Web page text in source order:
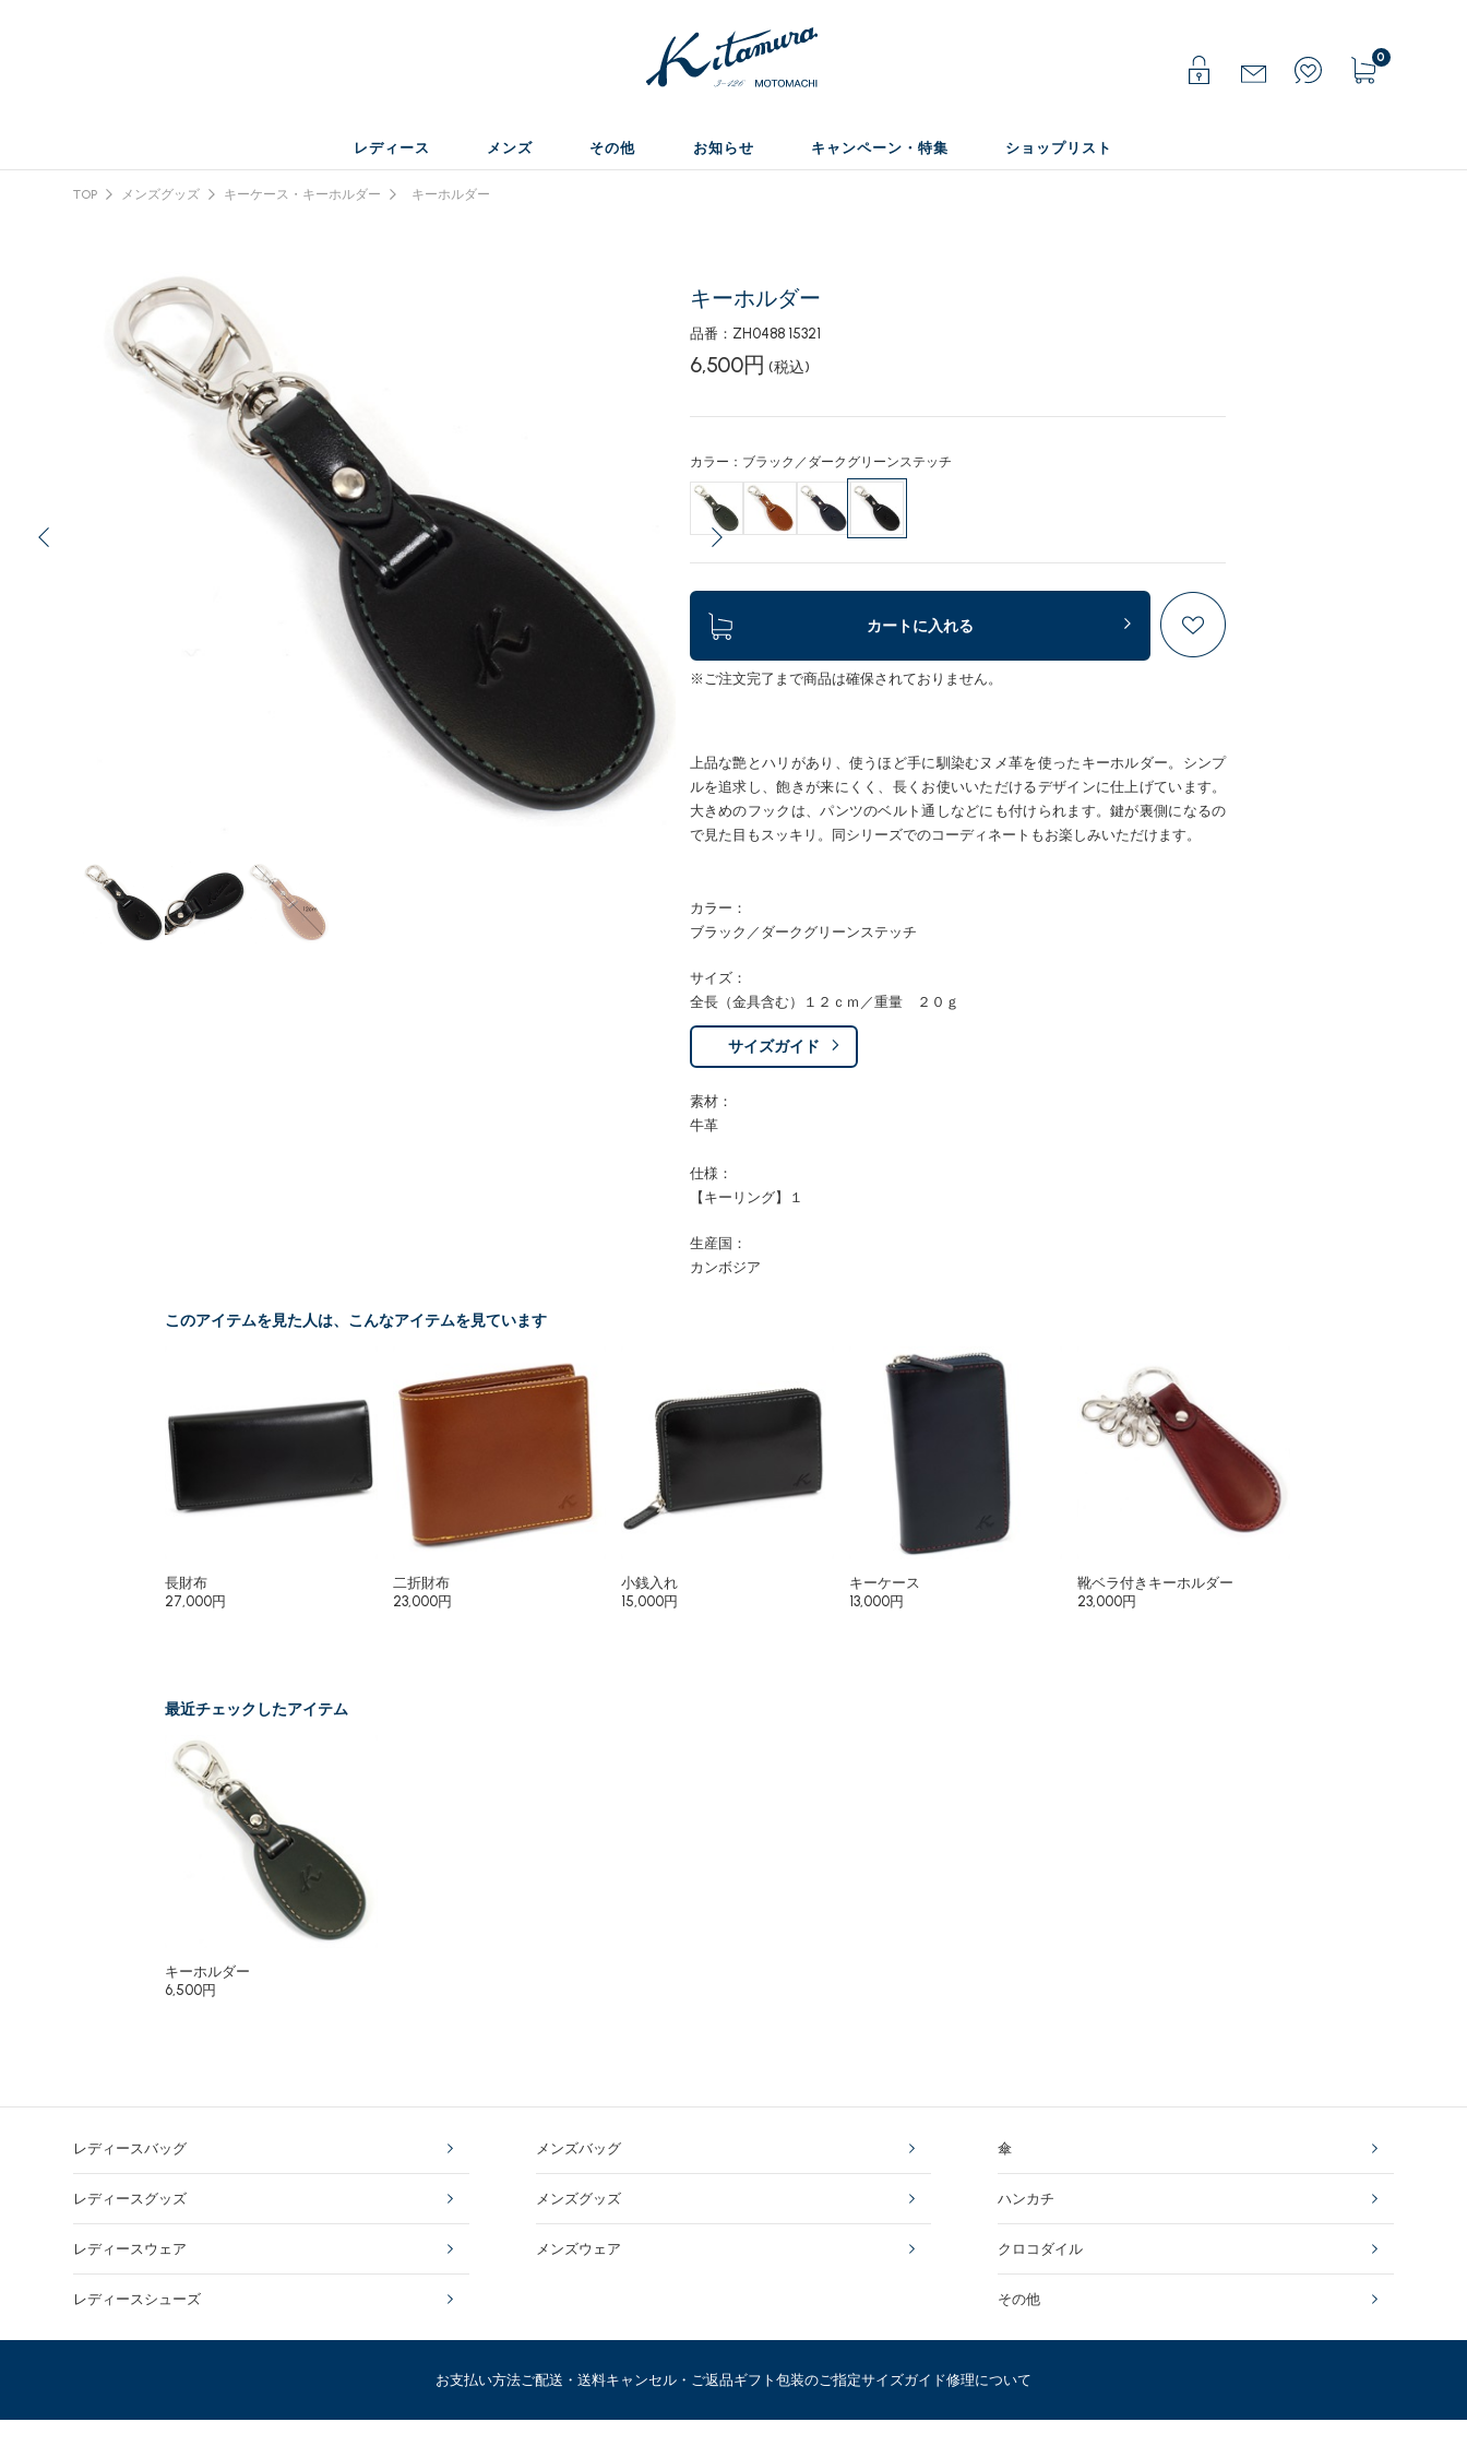
0
レディース メンズ その他 お知らせ キャンペーン・特集 ショップリスト
TOP メンズグッズ キーケース・キーホルダー キーホルダー
キーホルダー
品番：ZH0488 15321
6,500円 (税込)
カラー：ブラック／ダークグリーンステッチ
カートに入れる
※ご注文完了まで商品は確保されておりません。
上品な艶とハリがあり、使うほど手に馴染むヌメ革を使ったキーホルダー。シンプ
ルを追求し、飽きが来にくく、長くお使いいただけるデザインに仕上げています。
大きめのフックは、パンツのベルト通しなどにも付けられます。鍵が裏側になるの
で見た目もスッキリ。同シリーズでのコーディネートもお楽しみいただけます。
カラー：
ブラック／ダークグリーンステッチ
サイズ：
全長（金具含む）１２ｃｍ／重量 ２０ｇ
サイズガイド
素材：
牛革
仕様：
【キーリング】１
生産国：
カンボジア
このアイテムを見た人は、こんなアイテムを見ています
長財布
27,000円
二折財布
23,000円
小銭入れ
15,000円
キーケース
13,000円
靴ベラ付きキーホルダー
23,000円
最近チェックしたアイテム
キーホルダー
6,500円
レディースバッグ
レディースグッズ
レディースウェア
レディースシューズ
メンズバッグ
メンズグッズ
メンズウェア
傘
ハンカチ
クロコダイル
その他
お支払い方法ご配送・送料キャンセル・ご返品ギフト包装のご指定サイズガイド修理について